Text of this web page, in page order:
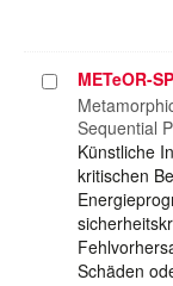
Projekt
auswählen
METeOR-
Sequential
Künstliche
kritischen
Schäden